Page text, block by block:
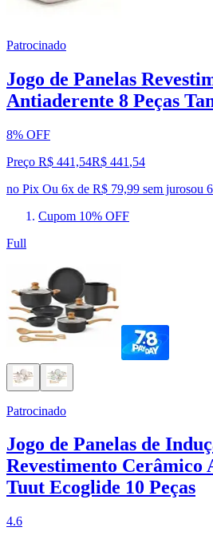
Patrocinado
Jogo de Panelas
Antiaderente 8 Peças
8% OFF
Preço R$ 441,54R$ 441 ,54
no Pix Ou 6x de R$ 79,99 sem jurosou 6
Cupom 10% OFF
Full
Patrocinado
Jogo de Panelas de
Revestimento Cerâmico
Tuut Ecoglide 10 Peças
4.6